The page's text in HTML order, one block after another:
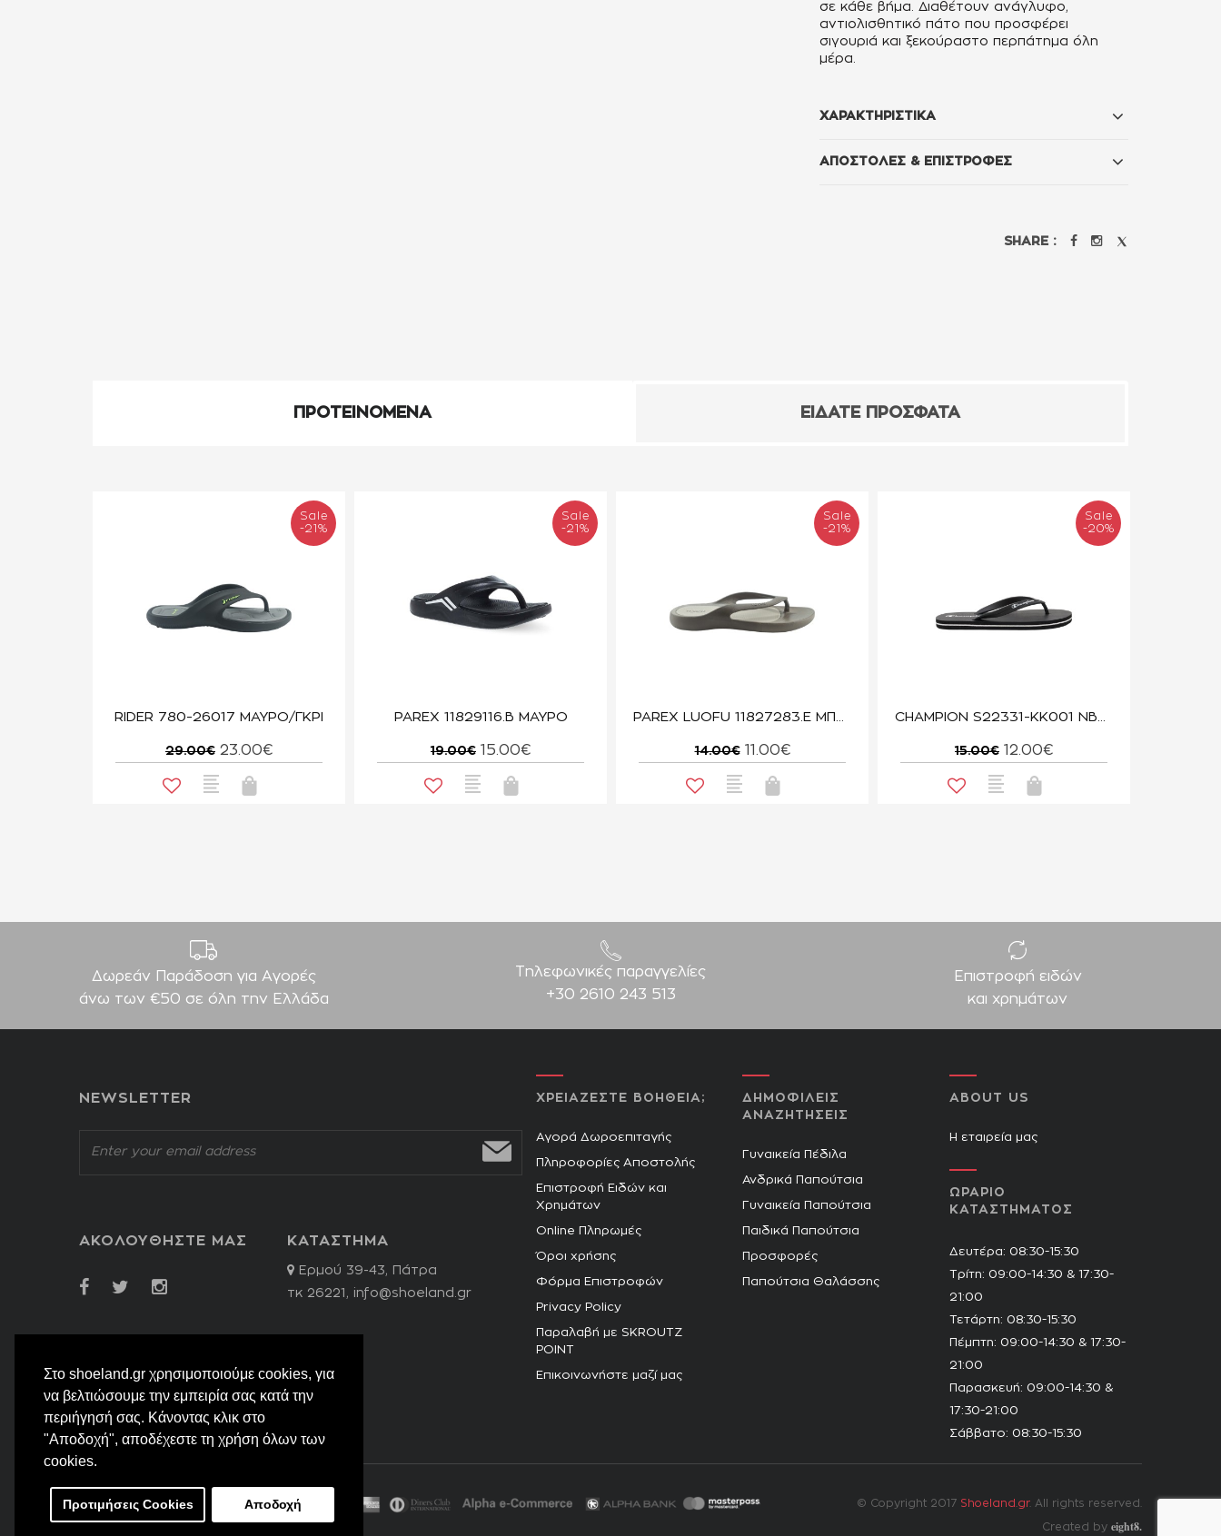
Στο shoeland.gr χρησιμοποιούμε cookies, για
να βελτιώσουμε την εμπειρία σας κατά την
περιήγησή σας. Κάνοντας κλικ στο
"Αποδοχή", αποδέχεστε τη χρήση όλων των
cookies.
Προτιμήσεις Cookies Αποδοχή
σε κάθε βήμα. Διαθέτουν ανάγλυφο,
αντιολισθητικό πάτο που προσφέρει
σιγουριά και ξεκούραστο περπάτημα όλη
μέρα.
ΧΑΡΑΚΤΗΡΙΣΤΙΚΑ
ΑΠΟΣΤΟΛΕΣ & ΕΠΙΣΤΡΟΦΕΣ
SHARE :
ΠΡΟΤΕΙΝΟΜΕΝΑ ΕΙΔΑΤΕ ΠΡΟΣΦΑΤΑ
Sale
-21%
RIDER 780-26017 ΜΑΥΡΟ/ΓΚΡΙ
29.00€ 23.00€
Sale
-21%
PAREX 11829116.B ΜΑΥΡΟ
19.00€ 15.00€
Sale
-21%
14.00€ 11.00€
Sale
-20%
15.00€ 12.00€
Δωρεάν Παράδοση για Aγορές
άνω των €50 σε όλη την Ελλάδα
Τηλεφωνικές παραγγελίες
+30 2610 243 513
Επιστροφή ειδών
και χρημάτων
NEWSLETTER
ΑΚΟΛΟΥΘΗΣΤΕ ΜΑΣ ΚΑΤΑΣΤΗΜΑ
Ερμού 39-43, Πάτρα
τκ 26221, info@shoeland.gr
ΧΡΕΙΑΖΕΣΤΕ ΒΟΗΘΕΙΑ;
Αγορά Δωροεπιταγής
Πληροφορίες Αποστολής
Επιστροφή Ειδών και
Χρημάτων
Online Πληρωμές
Όροι χρήσης
Φόρμα Επιστροφών
Privacy Policy
Παραλαβή με SKROUTZ
POINT
Επικοινωνήστε μαζί μας
ΔΗΜΟΦΙΛΕΙΣ
ΑΝΑΖΗΤΗΣΕΙΣ
Γυναικεία Πέδιλα
Ανδρικά Παπούτσια
Γυναικεία Παπούτσια
Παιδικά Παπούτσια
Προσφορές
Παπούτσια Θαλάσσης
ABOUT US
Η εταιρεία μας
ΩΡΑΡΙΟ
ΚΑΤΑΣΤΗΜΑΤΟΣ
Δευτέρα: 08:30-15:30
Τρίτη: 09:00-14:30 & 17:30-
21:00
Τετάρτη: 08:30-15:30
Πέμπτη: 09:00-14:30 & 17:30-
21:00
Παρασκευή: 09:00-14:30 &
17:30-21:00
Σάββατο: 08:30-15:30
© Copyright 2017 Shoeland.gr. All rights reserved.
Created by eight8.